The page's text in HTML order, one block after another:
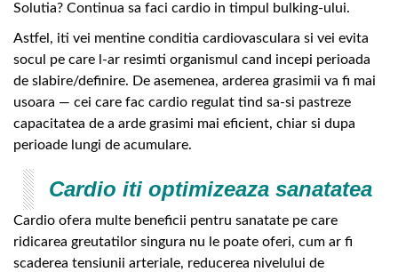
Solutia? Continua sa faci cardio in timpul bulking-ului.
Astfel, iti vei mentine conditia cardiovasculara si vei evita
socul pe care l-ar resimti organismul cand incepi perioada
de slabire/definire. De asemenea, arderea grasimii va fi mai
usoara — cei care fac cardio regulat tind sa-si pastreze
capacitatea de a arde grasimi mai eficient, chiar si dupa
perioade lungi de acumulare.
Cardio iti optimizeaza sanatatea
Cardio ofera multe beneficii pentru sanatate pe care
ridicarea greutatilor singura nu le poate oferi, cum ar fi
scaderea tensiunii arteriale, reducerea nivelului de